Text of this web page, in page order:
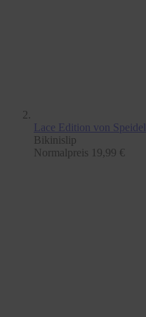
Lace Edition von Speidel
Bikinislip
Normalpreis 19,99 €